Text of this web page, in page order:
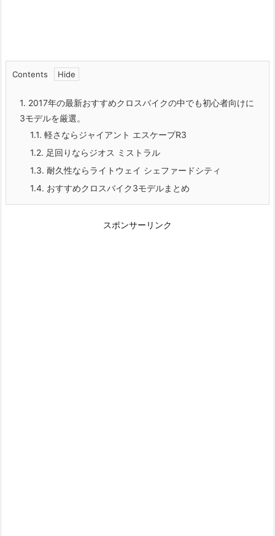
Contents
1. 2017年の最新おすすめクロスバイクの中でも初心者向けに
3モデルを厳選。
1.1. 軽さならジャイアント エスケープR3
1.2. 足回りならジオス ミストラル
1.3. 耐久性ならライトウェイ シェファードシティ
1.4. おすすめクロスバイク3モデルまとめ
スポンサーリンク